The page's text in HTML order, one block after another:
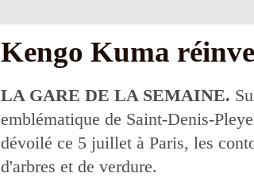
Kengo Kuma
LA GARE DE LA SEMAINE.
emblématique de Saint-Denis-
dévoilé ce 5 juillet à Paris, les
d'arbres et de verdure.